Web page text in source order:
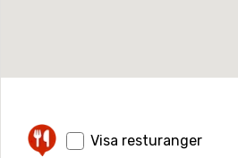
Visa resturanger